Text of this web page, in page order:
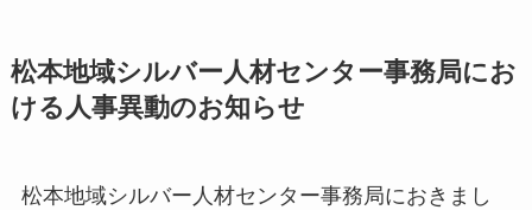
松本地域シルバー人材センター事務局にお
ける人事異動のお知らせ
松本地域シルバー人材センター事務局におきまし